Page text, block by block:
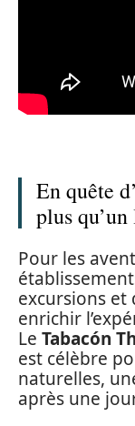
En quête
plus
Pour les
excursions et
enrichir
Le Tabacón
est célèbre
naturelles,
après une